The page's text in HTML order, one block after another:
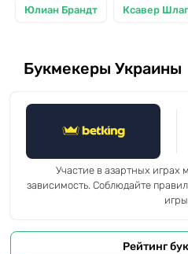
Юлиан Брандт Ксавер
Букмекеры Украины
Участие в азартных играх
зависимость. Соблюдайте
игры
Рейтинг